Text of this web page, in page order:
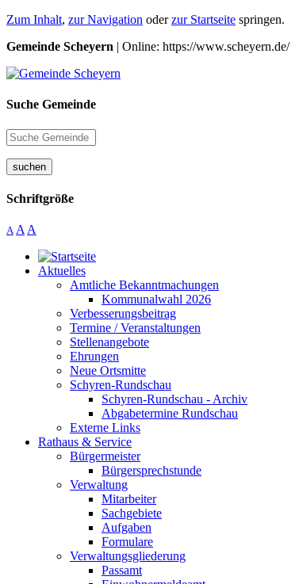
Zum Inhalt, zur Navigation oderzur Startseite springen.
Gemeinde Scheyern | Online: https://www.scheyern.de/
Suche Gemeinde
suchen
Schriftgröße
A A A
Aktuelles
Amtliche Bekanntmachungen
Kommunalwahl 2026
Verbesserungsbeitrag
Termine / Veranstaltungen
Stellenangebote
Ehrungen
Neue Ortsmitte
Schyren-Rundschau
Schyren-Rundschau - Archiv
Abgabetermine Rundschau
Externe Links
Rathaus & Service
Bürgermeister
Bürgersprechstunde
Verwaltung
Mitarbeiter
Sachgebiete
Aufgaben
Formulare
Verwaltungsgliederung
Passamt